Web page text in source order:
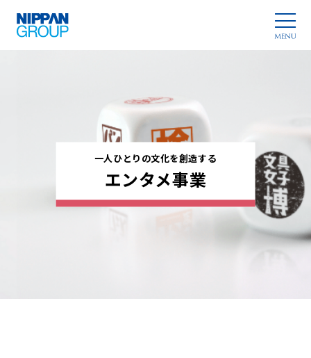
一人ひとりの文化を創造する
エンタメ事業